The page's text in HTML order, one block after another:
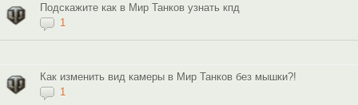
Подскажите как в Мир Танков узнать кпд
1
Как изменить вид камеры в Мир Танков без мышки?!
1